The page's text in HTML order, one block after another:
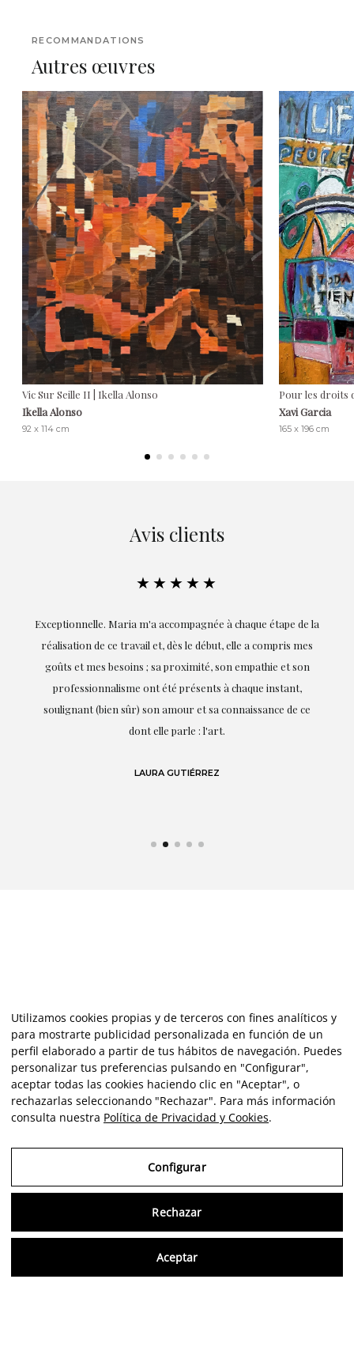
RECOMMANDATIONS
Autres œuvres
Vic Sur Seille II | Ikella Alonso
Ikella Alonso
92 x 114 cm
Pour les droits
Xavi Garcia
165 x 196 cm
Avis clients
★★★★★
Exceptionnelle. Maria m'a accompagnée à chaque étape de la
réalisation de ce travail et, dès le début, elle a compris mes
goûts et mes besoins ; sa proximité, son empathie et son
professionnalisme ont été présents à chaque instant,
soulignant (bien sûr) son amour et sa connaissance de ce
dont elle parle : l'art.
LAURA GUTIÉRREZ
Utilizamos cookies propias y de terceros con fines analíticos y
para mostrarte publicidad personalizada en función de un
perfil elaborado a partir de tus hábitos de navegación. Puedes
personalizar tus preferencias pulsando en "Configurar",
aceptar todas las cookies haciendo clic en "Aceptar", o
rechazarlas seleccionando "Rechazar". Para más información
consulta nuestra Política de Privacidad y Cookies.
Configurar
Rechazar
Aceptar